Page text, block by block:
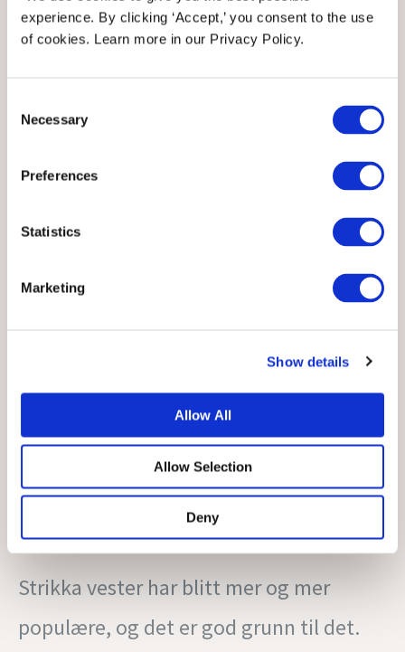
experience. By clicking ‘Accept,’ you consent to the use
of cookies. Learn more in our Privacy Policy.
Selection
Necessary
Preferences
Statistics
Marketing
Show details
Allow All
Allow Selection
Deny
LAYERING STRIKKEVESTER:
Strikka vester har blitt mer og mer
populære, og det er god grunn til det.